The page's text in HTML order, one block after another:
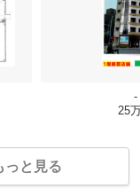
-
25
っと見る